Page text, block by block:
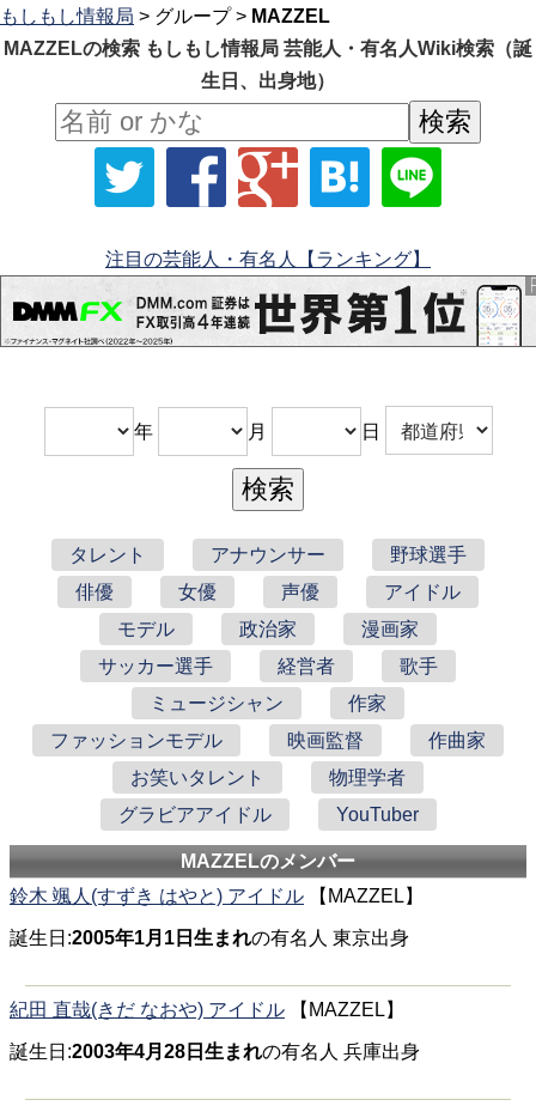
もしもし情報局 > グループ > MAZZEL
MAZZELの検索 もしもし情報局 芸能人・有名人Wiki検索（誕
生日、出身地）
注目の芸能人・有名人【ランキング】
年 月 日
タレント アナウンサー
野球選手
俳優
女優 声優
アイドル
モデル
政治家
漫画家
サッカー選手
経営者
歌手
ミュージシャン
作家
ファッションモデル
映画監督
作曲家
お笑いタレント
物理学者
グラビアアイドル
YouTuber
MAZZELのメンバー
鈴木 颯人(すずき はやと) アイドル 【MAZZEL】
誕生日:2005年1月1日生まれの有名人 東京出身
紀田 直哉(きだ なおや) アイドル 【MAZZEL】
誕生日:2003年4月28日生まれの有名人 兵庫出身